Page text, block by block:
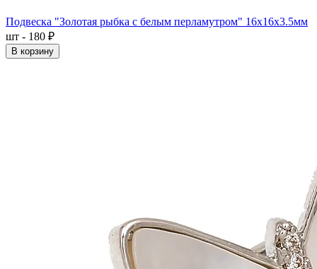
Подвеска "Золотая рыбка с белым перламутром" 16x16x3.5мм
шт - 180 ₽
В корзину